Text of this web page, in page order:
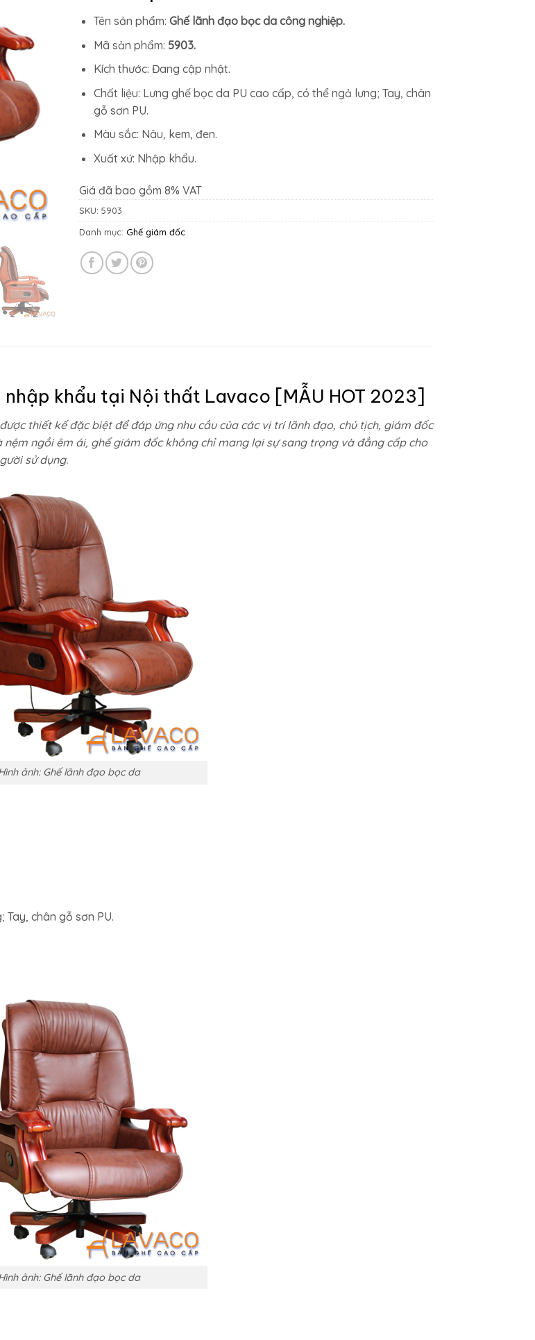
9.075.000₫.là:
7.744.000₫.
Tên sản phẩm: Ghế lãnh đạo bọc da công nghiệp.
Mã sản phẩm: 5903.
Kích thước: Đang cập nhật.
Chất liệu: Lưng ghế bọc da PU cao cấp, có thể ngả lưng; Tay, chân
gỗ sơn PU.
Màu sắc: Nâu, kem, đen.
Xuất xứ: Nhập khẩu.
Giá đã bao gồm 8% VAT
SKU: 5903
Danh mục: Ghế giám đốc
khẩu tại Nội thất Lavaco [MẪU HOT 2023]
thiết kế đặc biệt để đáp ứng nhu cầu của các vị trí lãnh đạo, chủ tịch, giám đốc
ngồi êm ái, ghế giám đốc không chỉ mang lại sự sang trọng và đẳng cấp cho
sử dụng.
ảnh: Ghế lãnh đạo bọc da
chân gỗ sơn PU.
ảnh: Ghế lãnh đạo bọc da